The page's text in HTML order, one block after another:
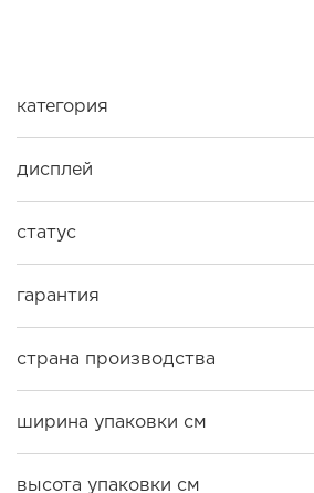
категория
дисплей
статус
гарантия
страна производства
ширина упаковки см
высота упаковки см